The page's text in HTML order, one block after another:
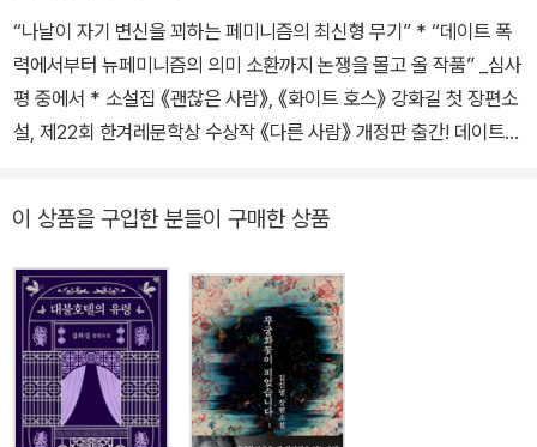
“나날이 자기 변신을 꾀하는 페미니즘의 최신형 무기” * “데이트 폭
력에서부터 뉴페미니즘의 의미 소환까지 논쟁을 몰고 올 작품” _심사
평 중에서 * 소설집 《괜찮은 사람》, 《화이트 호스》 강화길 첫 장편소
설, 제22회 한겨레문학상 수상작 《다른 사람》 개정판 출간! 데이트
장편소설이자, 제22회 한겨레문학상 수상작인 《다른 사람》이 개정판
으로 다시 찾아온다. 2017년 출간 이후 “우리 이야기, 너의 이야기,
나의 이야기”라는, 독자들의 적극적 지지를 받아온 《다른 사람》은 그
로부터 5년이 흐른 지금도 그 의미가 건재한 페미니즘 소설의 대표작
이다. 단순 폭력을 넘어, N번방과 같은 디지털 성범죄가 만연한 오늘
날 사회 시스템 속에서 생존을 위해 치열하게 분투하는 여성들이 있
는 한, 소설 《다른 사람》은 언제나 그들 손에 들린 ‘최신형’ 무기가 된
이 상품을 구입한 분들이 구매한 상품